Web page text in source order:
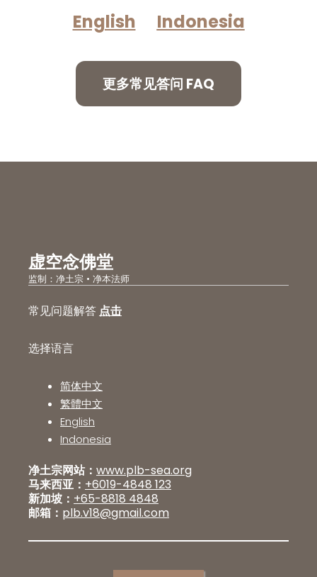
English Indonesia
更多常见答问 FAQ
虚空念佛堂
监制：净土宗 • 净本法师
常见问题解答 点击
选择语言
简体中文
繁體中文
English
Indonesia
净土宗网站： www.plb-sea.org
马来西亚： +6019-4848 123
新加坡： +65-8818 4848
邮箱： plb.v18@gmail.com